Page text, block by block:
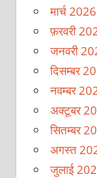
मार्च 2026
फ़रवरी
जनवरी
दिसम्बर
नवम्बर
अक्टूबर
सितम्बर
अगस्त
जुलाई